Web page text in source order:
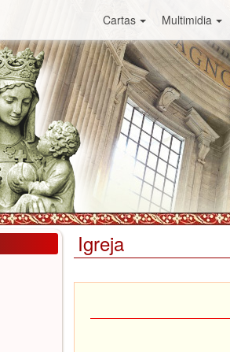
Cartas Multimidia
Igreja